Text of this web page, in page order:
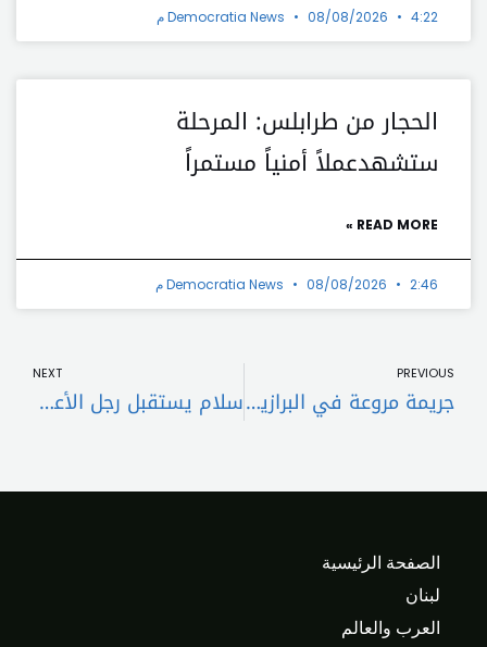
Democratia News 08/08/2026 4:22 م
الحجار من طرابلس: المرحلة
ستشهدعملاً أمنياً مستمراً
READ MORE »
Democratia News 08/08/2026 2:46 م
PREVIOUS
جريمة مروعة في البرازيل: لبناني يقتل زوجته وأطفاله وينتحر
NEXT
سلام يستقبل رجل الأعمال الإماراتي خلف الحبتور ويبحث فرص الاستثمار في لبنان
الصفحة الرئيسية
لبنان
العرب والعالم